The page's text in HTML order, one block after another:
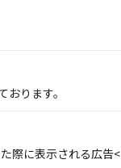
ります。
際に表示される広告